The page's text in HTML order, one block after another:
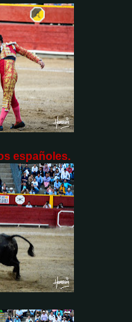
españoles.